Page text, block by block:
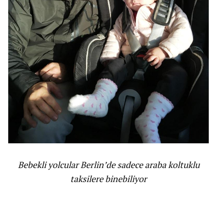
Bebekli yolcular Berlin’de sadece araba koltuklu
taksilere binebiliyor